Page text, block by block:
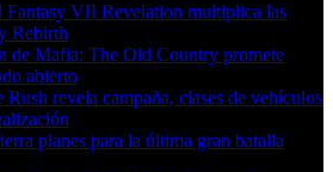
Fantasy VII Revelation multiplica las
Rebirth
de Mafia: The Old Country promete
abierto
revela campaña, clases de vehículos
planes para la última gran batalla